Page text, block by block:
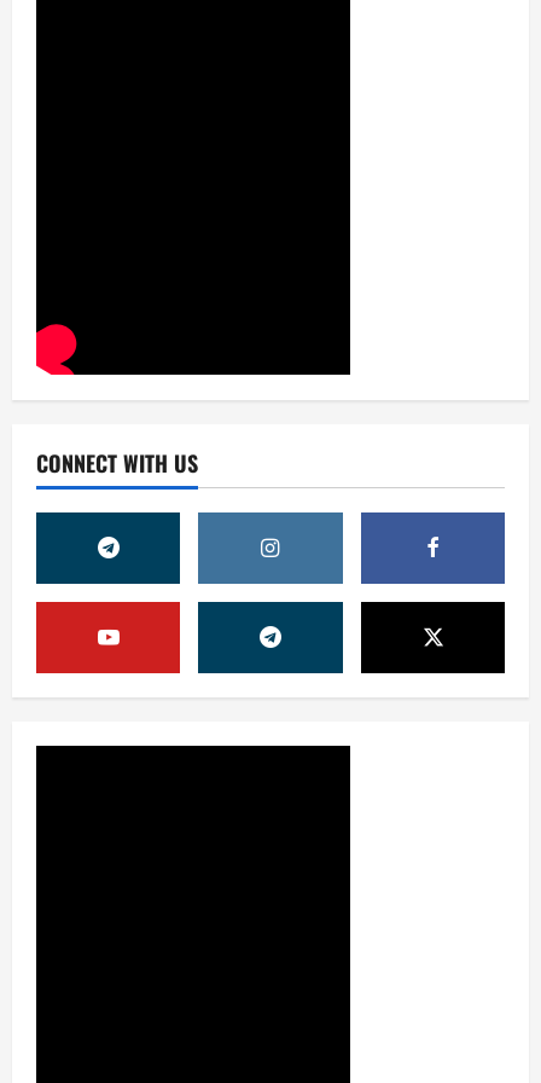
CONNECT WITH US
ШАҲАР ТАРАҚҚИЁТИНИНГ
СЕССИЯКУН ТАРТИБИДА